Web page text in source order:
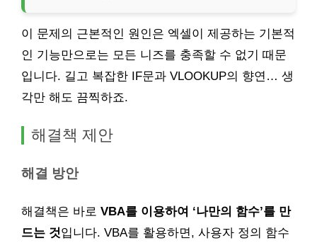
이 문제의 근본적인 원인은 엑셀이 제공하는 기본적
인 기능만으로는 모든 니즈를 충족할 수 없기 때문
입니다. 길고 복잡한 IF문과 VLOOKUP의 향연… 생
각만 해도 끔찍하죠.
해결책 제안
해결 방안
해결책은 바로 VBA를 이용하여 ‘나만의 함수’를 만
드는 것입니다. VBA를 활용하면, 사용자 정의 함수